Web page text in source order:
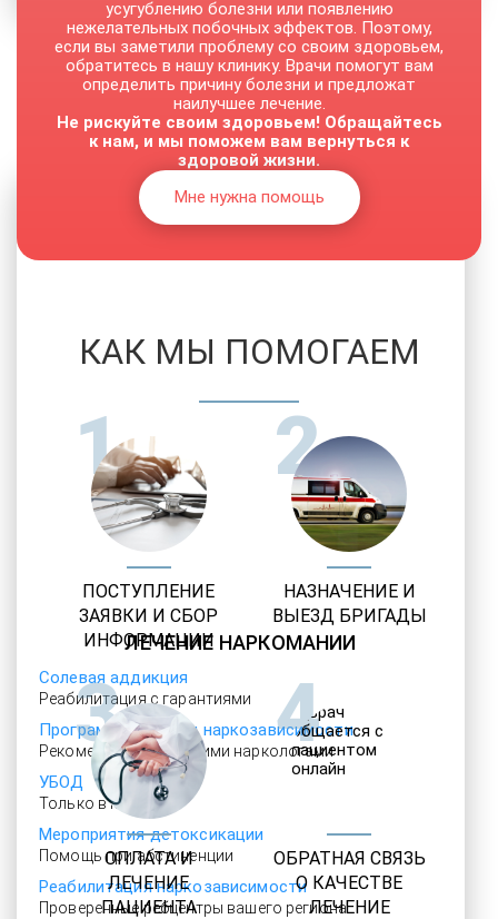
От 1500 руб.
ЛЕЧЕНИЕ НАРКОМАНИИ
Солевая аддикция
Реабилитация с гарантиями
Программы лечения наркозависимости
Рекомендовано лучшими наркологами
УБОД
Только в клинике
Мероприятия детоксикации
Помощь при абстиненции
Реабилитация наркозависимости
Проверенные ребцентры вашего региона
усугублению болезни или появлению
нежелательных побочных эффектов. Поэтому,
если вы заметили проблему со своим здоровьем,
обратитесь в нашу клинику. Врачи помогут вам
определить причину болезни и предложат
наилучшее лечение.
Не рискуйте своим здоровьем! Обращайтесь
к нам, и мы поможем вам вернуться к
здоровой жизни.
Мне нужна помощь
КАК МЫ ПОМОГАЕМ
1
ПОСТУПЛЕНИЕ
ЗАЯВКИ И СБОР
ИНФОРМАЦИИ
2
НАЗНАЧЕНИЕ И
ВЫЕЗД БРИГАДЫ
3
ОПЛАТА И
ЛЕЧЕНИЕ
ПАЦИЕНТА
4
ОБРАТНАЯ СВЯЗЬ
О КАЧЕСТВЕ
ЛЕЧЕНИЕ